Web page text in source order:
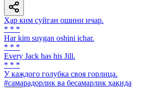
Ҳар ким суйган ошини ичар.
* * *
Har kim suygan oshini ichar.
* * *
Every Jack has his Jill.
* * *
У каждого голубка своя горлица.
#самарадорлик ва бесамарлик ҳақида